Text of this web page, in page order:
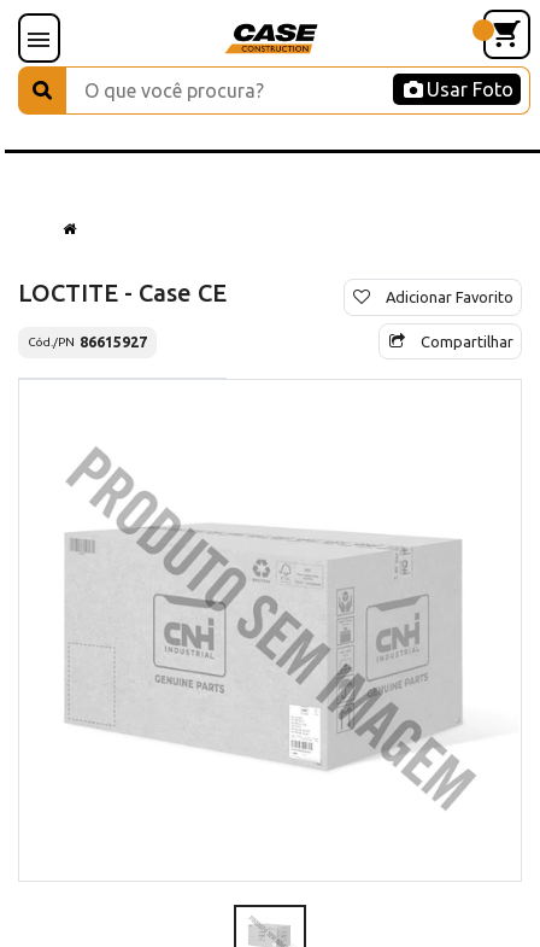
Usar Foto
LOCTITE - Case CE
Cód./PN 86615927
Adicionar Favorito
Compartilhar